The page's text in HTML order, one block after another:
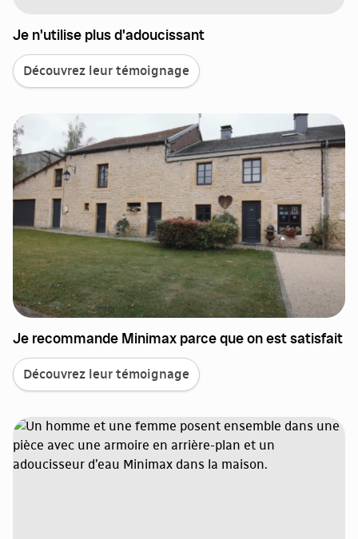
Je n'utilise plus d'adoucissant
Découvrez leur témoignage
Je recommande Minimax parce que on est satisfait
Découvrez leur témoignage